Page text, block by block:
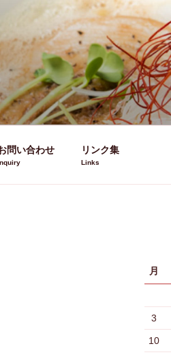
問い合わせ リンク集
月
3
10